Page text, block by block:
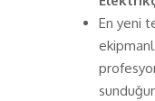
En yeni